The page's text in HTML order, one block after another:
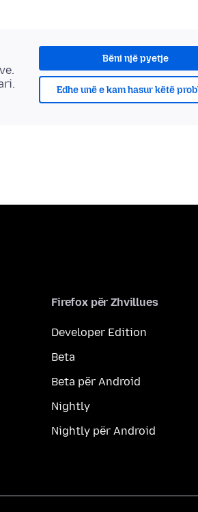
Bëni një pyetje
Edhe unë e kam hasur këtë
Firefox për Zhvillues
Developer Edition
Beta
Beta për Android
Nightly
Nightly për Android